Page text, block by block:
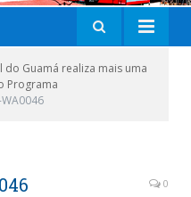
do Guamá realiza mais uma
Programa
0